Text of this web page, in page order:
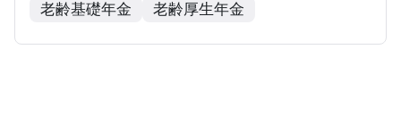
老齢基礎年金
老齢厚生年金